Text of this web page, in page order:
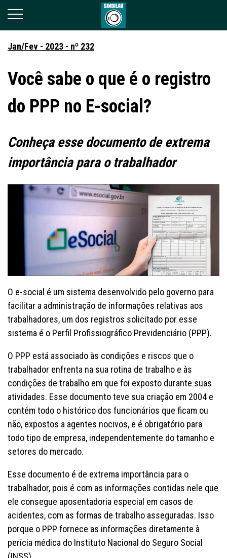
Jan/Fev - 2023 - nº 232
Você sabe o que é o registro
do PPP no E-social?
Conheça esse documento de extrema
importância para o trabalhador
O e-social é um sistema desenvolvido pelo governo para
facilitar a administração de informações relativas aos
trabalhadores, um dos registros solicitado por esse
sistema é o Perfil Profissiográfico Previdenciário (PPP).
O PPP está associado às condições e riscos que o
trabalhador enfrenta na sua rotina de trabalho e às
condições de trabalho em que foi exposto durante suas
atividades. Esse documento teve sua criação em 2004 e
contém todo o histórico dos funcionários que ficam ou
não, expostos a agentes nocivos, e é obrigatório para
todo tipo de empresa, independentemente do tamanho e
setores do mercado.
Esse documento é de extrema importância para o
trabalhador, pois é com as informações contidas nele que
ele consegue aposentadoria especial em casos de
acidentes, com as formas de trabalho asseguradas. Isso
porque o PPP fornece as informações diretamente à
perícia médica do Instituto Nacional do Seguro Social